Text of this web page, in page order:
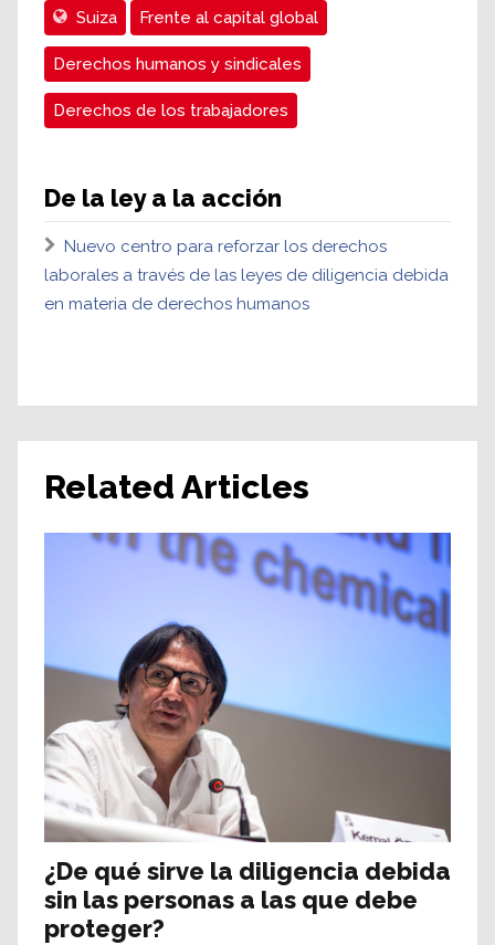
Suiza Frente al capital global
Derechos humanos y sindicales
Derechos de los trabajadores
De la ley a la acción
Nuevo centro para reforzar los derechos
laborales a través de las leyes de diligencia debida
en materia de derechos humanos
Related Articles
¿De qué sirve la diligencia debida
sin las personas a las que debe
proteger?